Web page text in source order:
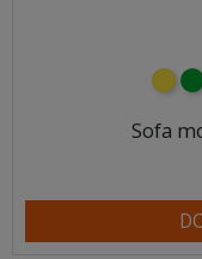
żółty
Sofa